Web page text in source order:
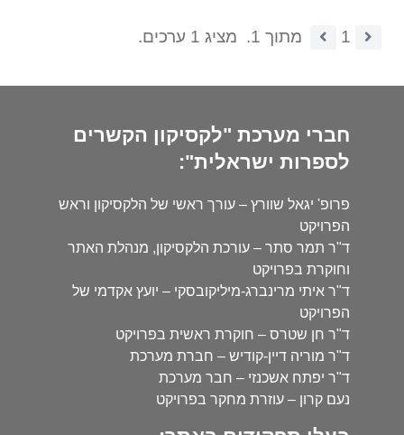
1 מתוך 1. מציג 1 ערכים.
חברי מערכת "לקסיקון הקשרים
לספרות ישראלית":
פרופ' יגאל שוורץ – עורך ראשי של הלקסיקון וראש
הפרויקט
ד"ר תמר סתר – עורכת הלקסיקון, מנהלת האתר
וחוקרת בפרויקט
ד"ר איתי מרינברג-מיליקובסקי – יועץ אקדמי של
הפרויקט
ד"ר חן שטרס – חוקרת ראשית בפרויקט
ד"ר מוריה דיין-קודיש – חברת מערכת
ד"ר יפתח אשכנזי – חבר מערכת
נעם קרון – עוזרת מחקר בפרויקט